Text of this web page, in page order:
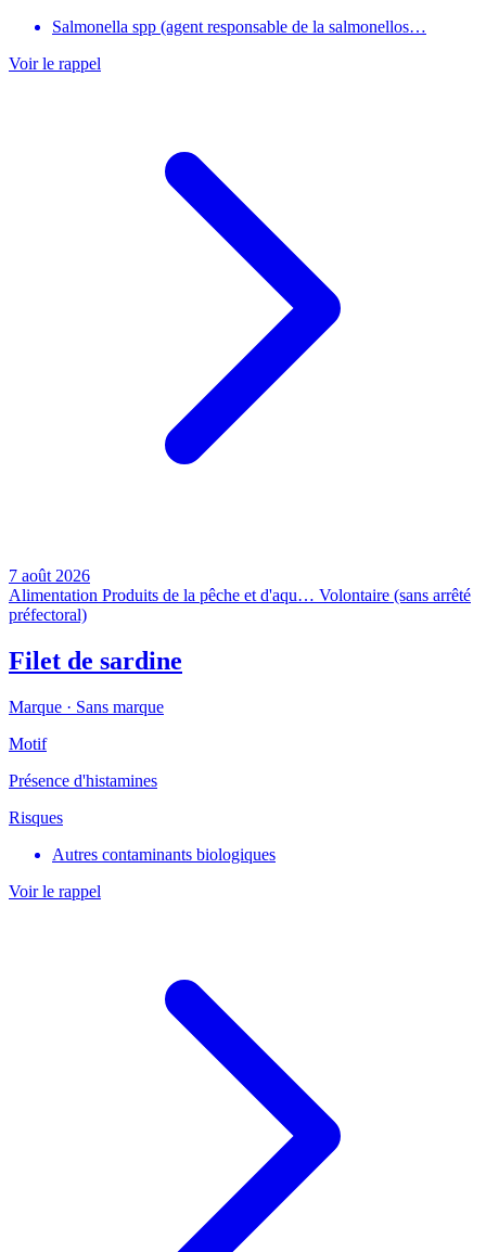
Salmonella spp (agent responsable de la salmonellos…
Voir le rappel
7 août 2026
Alimentation Produits de la pêche et d'aqu… Volontaire (sans arrêté
préfectoral)
Filet de sardine
Marque · Sans marque
Motif
Présence d'histamines
Risques
Autres contaminants biologiques
Voir le rappel